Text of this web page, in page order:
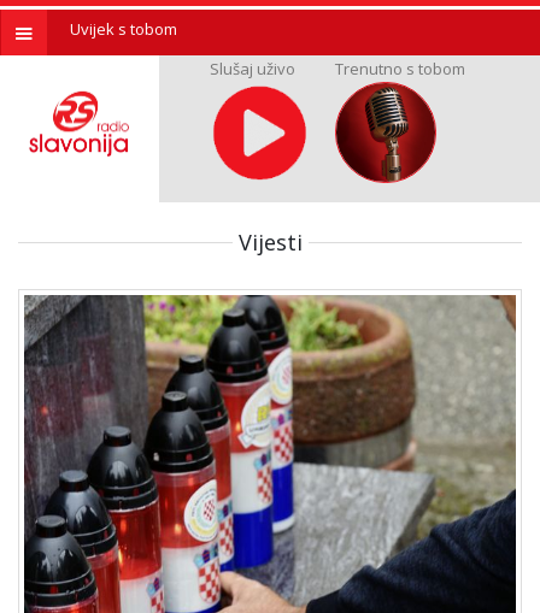
Uvijek s tobom
Slušaj uživo
Trenutno s tobom
Vijesti